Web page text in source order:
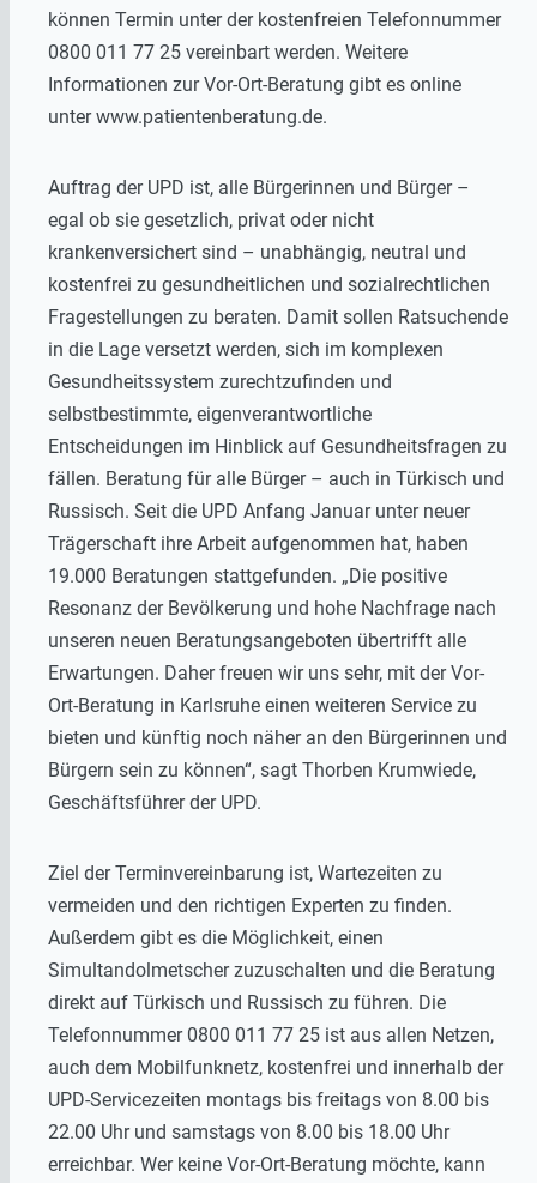
können Termin unter der kostenfreien Telefonnummer
0800 011 77 25 vereinbart werden. Weitere
Informationen zur Vor-Ort-Beratung gibt es online
unter www.patientenberatung.de.
Auftrag der UPD ist, alle Bürgerinnen und Bürger –
egal ob sie gesetzlich, privat oder nicht
krankenversichert sind – unabhängig, neutral und
kostenfrei zu gesundheitlichen und sozialrechtlichen
Fragestellungen zu beraten. Damit sollen Ratsuchende
in die Lage versetzt werden, sich im komplexen
Gesundheitssystem zurechtzufinden und
selbstbestimmte, eigenverantwortliche
Entscheidungen im Hinblick auf Gesundheitsfragen zu
fällen. Beratung für alle Bürger – auch in Türkisch und
Russisch. Seit die UPD Anfang Januar unter neuer
Trägerschaft ihre Arbeit aufgenommen hat, haben
19.000 Beratungen stattgefunden. „Die positive
Resonanz der Bevölkerung und hohe Nachfrage nach
unseren neuen Beratungsangeboten übertrifft alle
Erwartungen. Daher freuen wir uns sehr, mit der Vor-
Ort-Beratung in Karlsruhe einen weiteren Service zu
bieten und künftig noch näher an den Bürgerinnen und
Bürgern sein zu können“, sagt Thorben Krumwiede,
Geschäftsführer der UPD.
Ziel der Terminvereinbarung ist, Wartezeiten zu
vermeiden und den richtigen Experten zu finden.
Außerdem gibt es die Möglichkeit, einen
Simultandolmetscher zuzuschalten und die Beratung
direkt auf Türkisch und Russisch zu führen. Die
Telefonnummer 0800 011 77 25 ist aus allen Netzen,
auch dem Mobilfunknetz, kostenfrei und innerhalb der
UPD-Servicezeiten montags bis freitags von 8.00 bis
22.00 Uhr und samstags von 8.00 bis 18.00 Uhr
erreichbar. Wer keine Vor-Ort-Beratung möchte, kann